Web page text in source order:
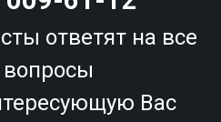
ответят на все
Вас